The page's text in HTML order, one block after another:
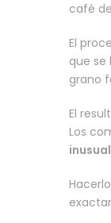
café
El
que se
grano
El
Los